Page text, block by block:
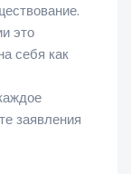
это
себя как
заявления